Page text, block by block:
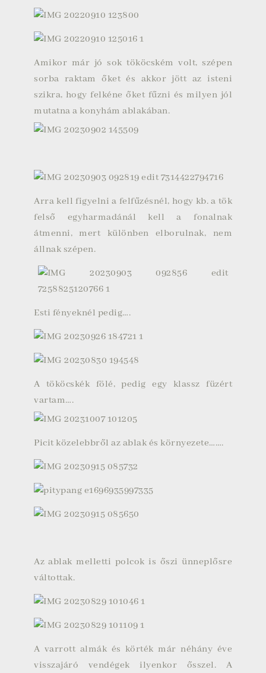
Amikor már jó sok tököcském volt, szépen
sorba raktam őket és akkor jött az isteni
szikra, hogy felkéne őket fűzni és milyen jól
mutatna a konyhám ablakában.
Arra kell figyelni a felfűzésnél, hogy kb. a tök
felső egyharmadánál kell a fonalnak
átmenni, mert különben elborulnak, nem
állnak szépen.
Esti fényeknél pedig….
A tököcskék fölé, pedig egy klassz füzért
vartam….
Picit közelebbről az ablak és környezete…….
Az ablak melletti polcok is őszi ünneplősre
váltottak.
A varrott almák és körték már néhány éve
visszajáró vendégek ilyenkor ősszel. A